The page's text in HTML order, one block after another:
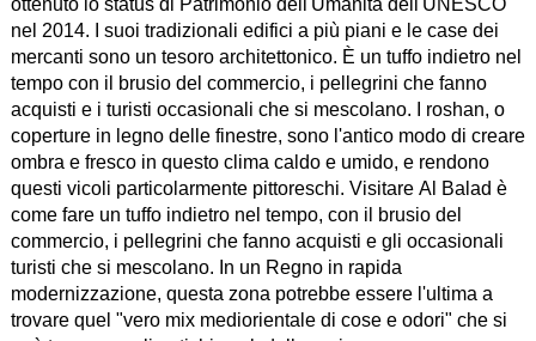
ottenuto lo status di Patrimonio dell'Umanità dell'UNESCO
nel 2014. I suoi tradizionali edifici a più piani e le case dei
mercanti sono un tesoro architettonico. È un tuffo indietro nel
tempo con il brusio del commercio, i pellegrini che fanno
acquisti e i turisti occasionali che si mescolano. I roshan, o
coperture in legno delle finestre, sono l'antico modo di creare
ombra e fresco in questo clima caldo e umido, e rendono
questi vicoli particolarmente pittoreschi. Visitare Al Balad è
come fare un tuffo indietro nel tempo, con il brusio del
commercio, i pellegrini che fanno acquisti e gli occasionali
turisti che si mescolano. In un Regno in rapida
modernizzazione, questa zona potrebbe essere l'ultima a
trovare quel "vero mix mediorientale di cose e odori" che si